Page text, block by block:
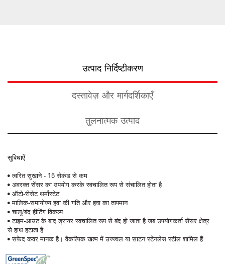
उत्पाद निर्दिष्टीकरण
दस्तावेज़ और मार्गदर्शिकाएँ
तुलनात्मक उत्पाद
सुविधाऐं
• त्वरित सुखाने - 15 सेकंड से कम
• अवरक्त सेंसर का उपयोग करके स्वचालित रूप से संचालित होता है
• ऑटो-रीसेट थर्मोस्टेट
• मालिक-समायोज्य हवा की गति और हवा का तापमान
• चालू/बंद हीटिंग विकल्प
• टाइम-आउट के बाद ड्रायर स्वचालित रूप से बंद हो जाता है जब उपयोगकर्ता सेंसर क्षेत्र
से हाथ हटाता है
• सफेद कवर मानक है। वैकल्पिक खत्म में उज्ज्वल या साटन स्टेनलेस स्टील शामिल हैं